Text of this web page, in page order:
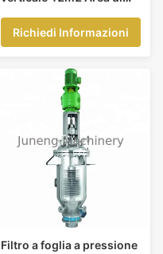
Capacità
Richiedi Informazioni
Filtro a foglia a pressione